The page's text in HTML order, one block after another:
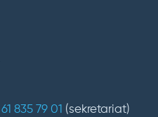
61 835 79 01 (sekretariat)